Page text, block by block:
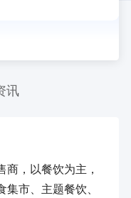
讯
，以餐饮为主，
市、主题餐饮、